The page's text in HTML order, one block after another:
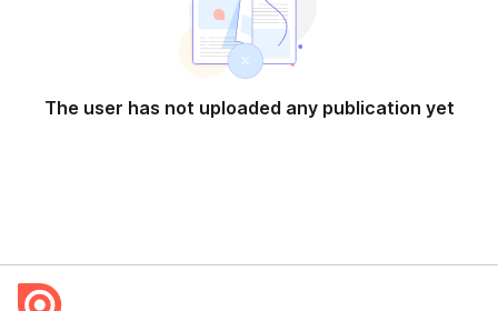
The user has not uploaded any publication yet